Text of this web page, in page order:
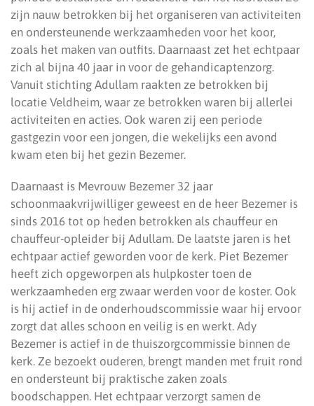
zijn nauw betrokken bij het organiseren van activiteiten
en ondersteunende werkzaamheden voor het koor,
zoals het maken van outfits. Daarnaast zet het echtpaar
zich al bijna 40 jaar in voor de gehandicaptenzorg.
Vanuit stichting Adullam raakten ze betrokken bij
locatie Veldheim, waar ze betrokken waren bij allerlei
activiteiten en acties. Ook waren zij een periode
gastgezin voor een jongen, die wekelijks een avond
kwam eten bij het gezin Bezemer.
Daarnaast is Mevrouw Bezemer 32 jaar
schoonmaakvrijwilliger geweest en de heer Bezemer is
sinds 2016 tot op heden betrokken als chauffeur en
chauffeur-opleider bij Adullam. De laatste jaren is het
echtpaar actief geworden voor de kerk. Piet Bezemer
heeft zich opgeworpen als hulpkoster toen de
werkzaamheden erg zwaar werden voor de koster. Ook
is hij actief in de onderhoudscommissie waar hij ervoor
zorgt dat alles schoon en veilig is en werkt. Ady
Bezemer is actief in de thuiszorgcommissie binnen de
kerk. Ze bezoekt ouderen, brengt manden met fruit rond
en ondersteunt bij praktische zaken zoals
boodschappen. Het echtpaar verzorgt samen de